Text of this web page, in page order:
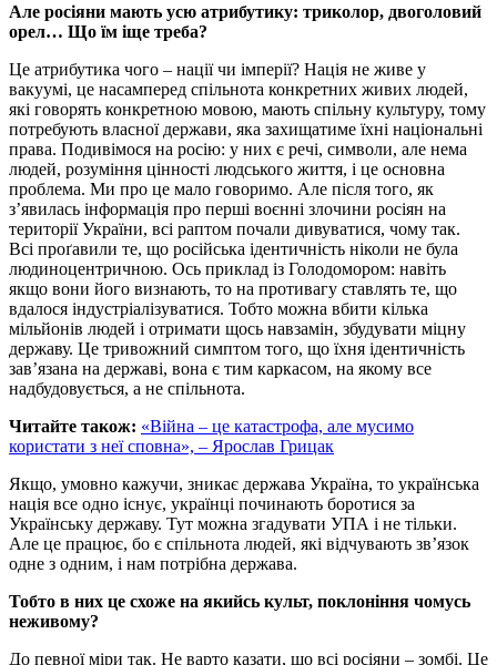
Але росіяни мають усю атрибутику: триколор, двоголовий
орел… Що їм іще треба?
Це атрибутика чого – нації чи імперії? Нація не живе у
вакуумі, це насамперед спільнота конкретних живих людей,
які говорять конкретною мовою, мають спільну культуру, тому
потребують власної держави, яка захищатиме їхні національні
права. Подивімося на росію: у них є речі, символи, але нема
людей, розуміння цінності людського життя, і це основна
проблема. Ми про це мало говоримо. Але після того, як
з’явилась інформація про перші воєнні злочини росіян на
території України, всі раптом почали дивуватися, чому так.
Всі проґавили те, що російська ідентичність ніколи не була
людиноцентричною. Ось приклад із Голодомором: навіть
якщо вони його визнають, то на противагу ставлять те, що
вдалося індустріалізуватися. Тобто можна вбити кілька
мільйонів людей і отримати щось навзамін, збудувати міцну
державу. Це тривожний симптом того, що їхня ідентичність
зав’язана на державі, вона є тим каркасом, на якому все
надбудовується, а не спільнота.
Читайте також: «Війна – це катастрофа, але мусимо
користати з неї сповна», – Ярослав Грицак
Якщо, умовно кажучи, зникає держава Україна, то українська
нація все одно існує, українці починають боротися за
Українську державу. Тут можна згадувати УПА і не тільки.
Але це працює, бо є спільнота людей, які відчувають зв’язок
одне з одним, і нам потрібна держава.
Тобто в них це схоже на якийсь культ, поклоніння чомусь
неживому?
До певної міри так. Не варто казати, що всі росіяни – зомбі. Це